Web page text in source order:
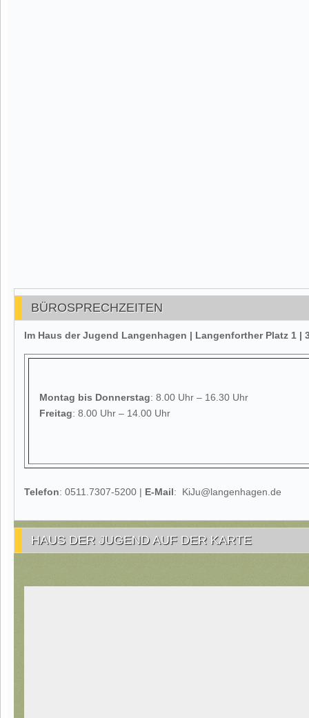
BÜROSPRECHZEITEN
Im Haus der Jugend Langenhagen | Langenforther Platz 1 |
Montag bis Donnerstag: 8.00 Uhr – 16.30 Uhr
Freitag: 8.00 Uhr – 14.00 Uhr
Telefon: 0511.7307-5200 | E-Mail: KiJu@langenhagen.de
HAUS DER JUGEND AUF DER KARTE